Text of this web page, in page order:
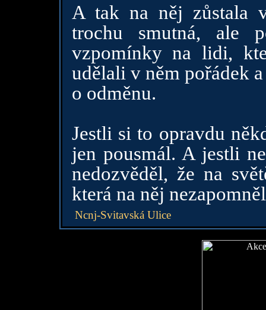
A tak na něj zůstala
trochu smutná, ale
vzpomínky na lidi,
udělali v něm pořádek
o odměnu.
Jestli si to opravdu
jen pousmál. A jestli
nedozvěděl, že na
která na něj
Ncnj-Svitavská Ulice